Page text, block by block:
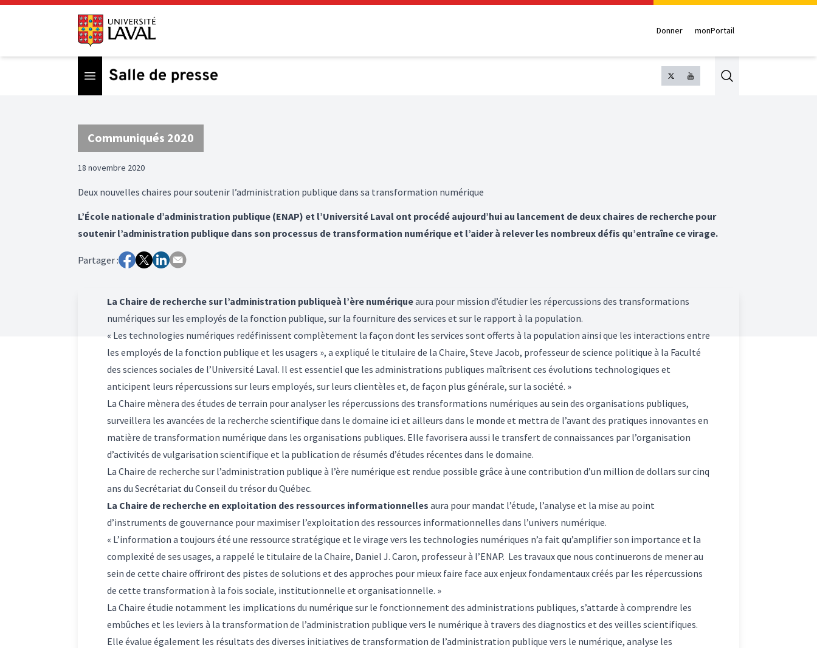
Donner monPortail
Open menu Search
Communiqués 2020
18 novembre 2020
Deux nouvelles chaires pour soutenir l’administration publique dans sa transformation numérique
L’École nationale d’administration publique (ENAP) et l’Université Laval ont procédé aujourd’hui au lancement de deux chaires de recherche pour
soutenir l’administration publique dans son processus de transformation numérique et l’aider à relever les nombreux défis qu’entraîne ce virage.
Partager :
La Chaire de recherche sur l’administration publiqueà l’ère numériqueaura pour mission d’étudier les répercussions des transformations
numériques sur les employés de la fonction publique, sur la fourniture des services et sur le rapport à la population.
« Les technologies numériques redéfinissent complètement la façon dont les services sont offerts à la population ainsi que les interactions entre
les employés de la fonction publique et les usagers », a expliqué le titulaire de la Chaire, Steve Jacob, professeur de science politique à la Faculté
des sciences sociales de l’Université Laval. Il est essentiel que les administrations publiques maîtrisent ces évolutions technologiques et
anticipent leurs répercussions sur leurs employés, sur leurs clientèles et, de façon plus générale, sur la société. »
La Chaire mènera des études de terrain pour analyser les répercussions des transformations numériques au sein des organisations publiques,
surveillera les avancées de la recherche scientifique dans le domaine ici et ailleurs dans le monde et mettra de l’avant des pratiques innovantes en
matière de transformation numérique dans les organisations publiques. Elle favorisera aussi le transfert de connaissances par l’organisation
d’activités de vulgarisation scientifique et la publication de résumés d’études récentes dans le domaine.
La Chaire de recherche sur l’administration publique à l’ère numérique est rendue possible grâce à une contribution d’un million de dollars sur cinq
ans du Secrétariat du Conseil du trésor du Québec.
La Chaire de recherche en exploitation des ressources informationnelles aura pour mandat l’étude, l’analyse et la mise au point
d’instruments de gouvernance pour maximiser l’exploitation des ressources informationnelles dans l’univers numérique.
« L’information a toujours été une ressource stratégique et le virage vers les technologies numériques n’a fait qu’amplifier son importance et la
complexité de ses usages, a rappelé le titulaire de la Chaire, Daniel J. Caron, professeur à l’ENAP. Les travaux que nous continuerons de mener au
sein de cette chaire offriront des pistes de solutions et des approches pour mieux faire face aux enjeux fondamentaux créés par les répercussions
de cette transformation à la fois sociale, institutionnelle et organisationnelle. »
La Chaire étudie notamment les implications du numérique sur le fonctionnement des administrations publiques, s’attarde à comprendre les
embûches et les leviers à la transformation de l’administration publique vers le numérique à travers des diagnostics et des veilles scientifiques.
Elle évalue également les résultats des diverses initiatives de transformation de l’administration publique vers le numérique, analyse les